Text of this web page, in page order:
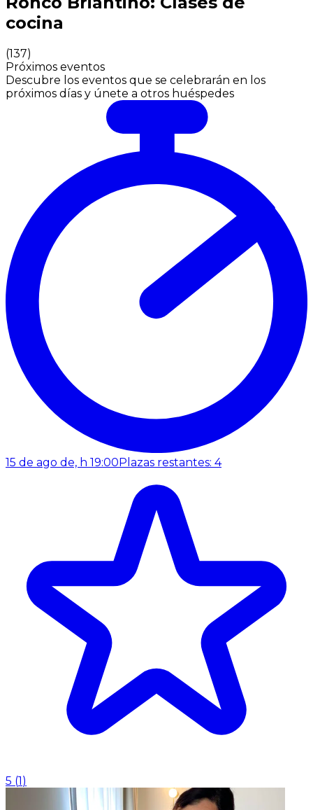
cocina
(137)
Próximos eventos
Descubre los eventos que se celebrarán en los
próximos días y únete a otros huéspedes
15 de ago de, h 19:00 Plazas restantes: 4
5 (1 )